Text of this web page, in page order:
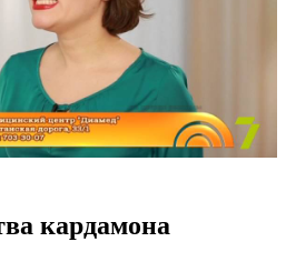
кардамона